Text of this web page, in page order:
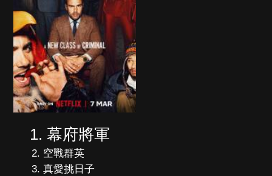
幕府將軍
空戰群英
真愛挑日子